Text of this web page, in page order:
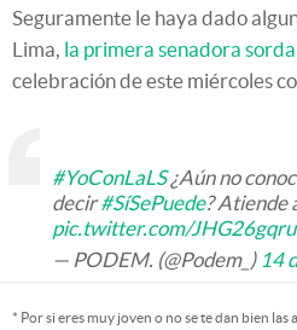
Seguramente le haya dado
Lima, la primera senadora sorda
celebración de este miércoles
#YoConLaLS¿Aún no
decir#SíSePuede? Atiende
pic.twitter.com/
— PODEM. (@Podem_) 14
* Por si eres muy joven o no se te dan bien